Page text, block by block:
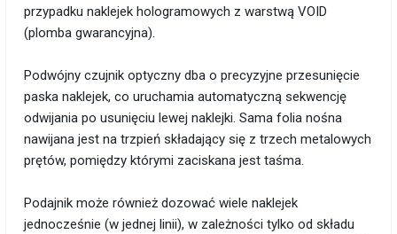
przypadku naklejek hologramowych z warstwą VOID
(plomba gwarancyjna).
Podwójny czujnik optyczny dba o precyzyjne przesunięcie
paska naklejek, co uruchamia automatyczną sekwencję
odwijania po usunięciu lewej naklejki. Sama folia nośna
nawijana jest na trzpień składający się z trzech metalowych
prętów, pomiędzy którymi zaciskana jest taśma.
Podajnik może również dozować wiele naklejek
jednocześnie (w jednej linii), w zależności tylko od składu